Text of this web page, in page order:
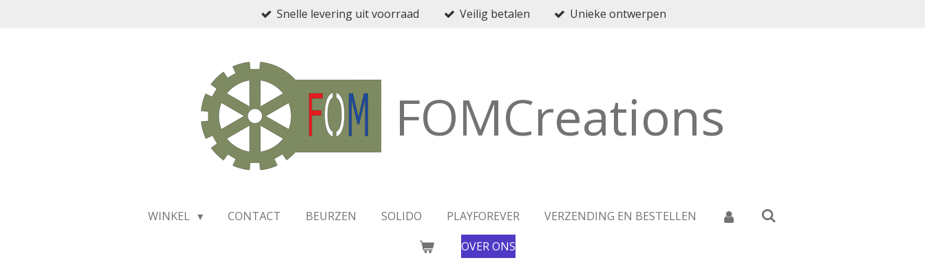
Snelle levering uit voorraad Veilig betalen Unieke ontwerpen
FOMCreations
WINKEL CONTACT BEURZEN SOLIDO PLAYFOREVER
VERZENDING EN BESTELLEN
OVER ONS